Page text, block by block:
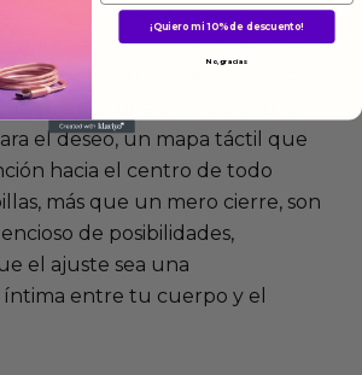
de un material noble y
adapta a cada curva, marcando
que se acelera. Este
una prenda, es una
el deseo, un mapa táctil que
hacia el centro de todo
más que un mero cierre, son
de posibilidades,
el ajuste sea una
íntima entre tu cuerpo y el
¡Quiero mi 10% de descuento!
No, gracias